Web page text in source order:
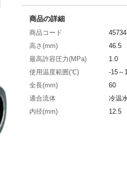
商品の詳細
商品コード
高さ(mm)
46.5
最高許容圧力(MPa)
1.0
使用温度範囲(℃)
-15～
全長(mm)
60
適合流体
冷温
内径(mm)
12.5